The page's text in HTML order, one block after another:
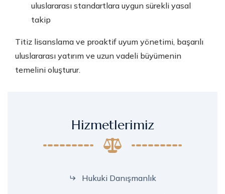
uluslararası standartlara uygun sürekli yasal
takip
Titiz lisanslama ve proaktif uyum yönetimi, başarılı
uluslararası yatırım ve uzun vadeli büyümenin
temelini oluşturur.
Hizmetlerimiz
Hukuki Danışmanlık